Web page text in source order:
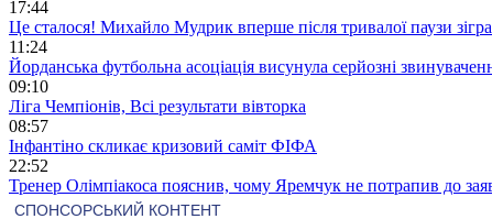
17:44
Це сталося! Михайло Мудрик вперше після тривалої паузи
11:24
Йорданська футбольна асоціація висунула серйозні
09:10
Ліга Чемпіонів, Всі результати вівторка
08:57
Інфантіно скликає кризовий саміт ФІФА
22:52
Тренер Олімпіакоса пояснив, чому Яремчук не потрапив до